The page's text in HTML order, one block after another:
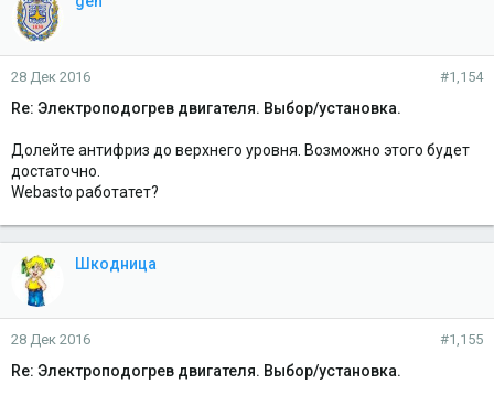
Я ее не ругаю. Знаю у многих хорошо работает. Теперь надо
устранить,а установщик не отвечает.
28 Дек 2016 #1,154
Re: Электроподогрев двигателя. Выбор/установка.
Долейте антифриз до верхнего уровня. Возможно этого будет
достаточно.
Webasto работатет?
Шкодница
28 Дек 2016 #1,155
Re: Электроподогрев двигателя. Выбор/установка.